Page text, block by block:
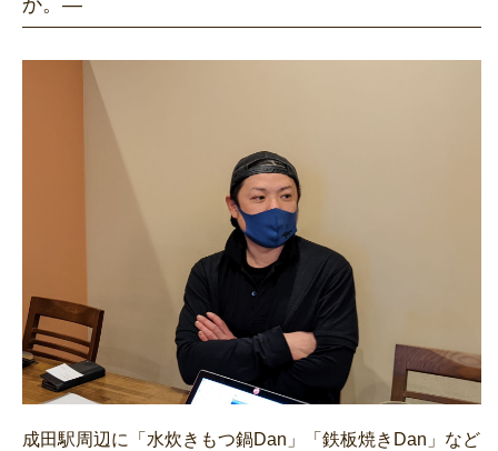
か。―
成田駅周辺に「水炊きもつ鍋Dan」「鉄板焼きDan」など